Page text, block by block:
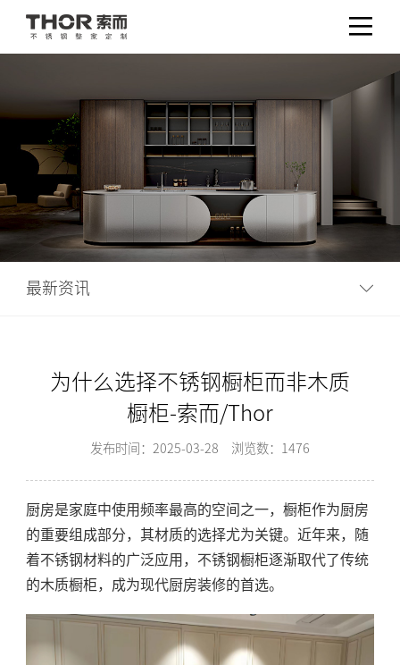
最新资讯
为什么选择不锈钢橱柜而非木质
橱柜-索而/Thor
发布时间：2025-03-28 浏览数：1476
厨房是家庭中使用频率最高的空间之一，橱柜作为厨房
的重要组成部分，其材质的选择尤为关键。近年来，随
着不锈钢材料的广泛应用，不锈钢橱柜逐渐取代了传统
的木质橱柜，成为现代厨房装修的首选。